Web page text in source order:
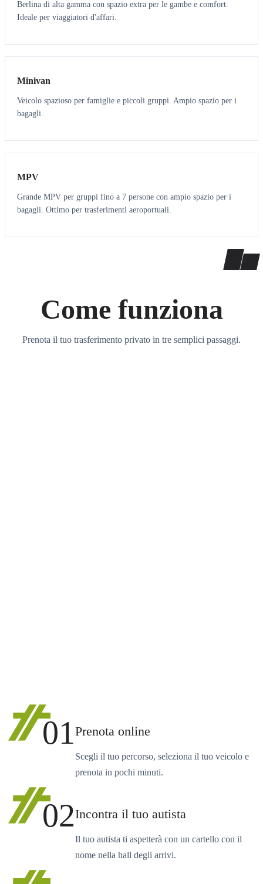
Berlina di alta gamma con spazio extra per le gambe e comfort.
Ideale per viaggiatori d'affari.
6 5
Minivan
Veicolo spazioso per famiglie e piccoli gruppi. Ampio spazio per i
bagagli.
7 7
MPV
Grande MPV per gruppi fino a 7 persone con ampio spazio per i
bagagli. Ottimo per trasferimenti aeroportuali.
Come funziona
Prenota il tuo trasferimento privato in tre semplici passaggi.
01Prenota online
Scegli il tuo percorso, seleziona il tuo veicolo e
prenota in pochi minuti.
02Incontra il tuo autista
Il tuo autista ti aspetterà con un cartello con il
nome nella hall degli arrivi.